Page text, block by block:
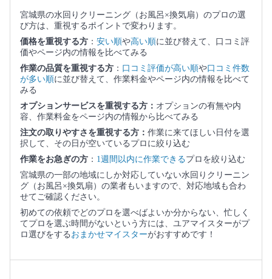
宮城県の水回りクリーニング（お風呂×換気扇）のプロの選
び方は、重視するポイントで変わります。
価格を重視する方 ： 安い順や高い順に並び替えて、口コミ評
価やページ内の情報を比べてみる
作業の品質を重視する方 ： 口コミ評価が高い順や口コミ件数
が多い順に並び替えて、作業料金やページ内の情報を比べて
みる
オプションサービスを重視する方： オプションの有無や内
容、作業料金をページ内の情報から比べてみる
注文の取りやすさを重視する方： 作業に来てほしい日付を選
択して、その日が空いているプロに絞り込む
作業をお急ぎの方 ： 1週間以内に作業できるプロを絞り込む
宮城県の一部の地域にしか対応していない水回りクリーニン
グ（お風呂×換気扇）の業者もいますので、対応地域も合わ
せてご確認ください。
初めての依頼でどのプロを選べばよいか分からない、忙しく
てプロを選ぶ時間がないという方には、ユアマイスターがプ
ロ選びをする おまかせマイスターがおすすめです！